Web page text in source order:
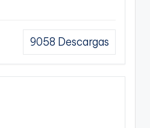
9058 Descargas